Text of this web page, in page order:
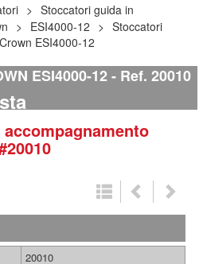
Stoccatori guida in
ESI4000-12
Stoccatori
ESI4000-12
ESI4000-12 Ref. 20010
accompagnamento
20010